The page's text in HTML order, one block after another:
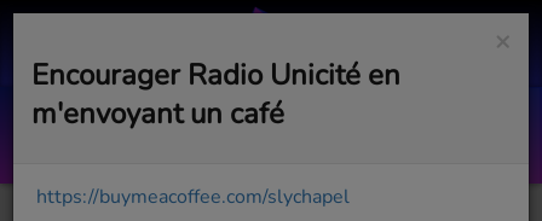
House of Lord #7
×
Encourager Radio Unicité en
m'envoyant un café
https://buymeacoffee.com/slychapel